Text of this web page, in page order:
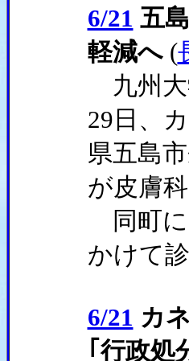
6/21 五
軽減へ(
九州大
29日、
県五島
が皮膚
同町に
かけて
6/21 カ
｢行政処